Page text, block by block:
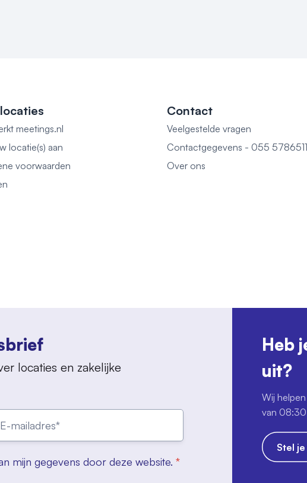
meetings.nl
locatie(s) aan
voorwaarden
Contact
Veelgestelde vragen
Contactgegevens - 055 5786511
Over ons
locaties en zakelijke
mijn gegevens door deze website. *
Heb
uit?
Wij
van 08:30
Stel